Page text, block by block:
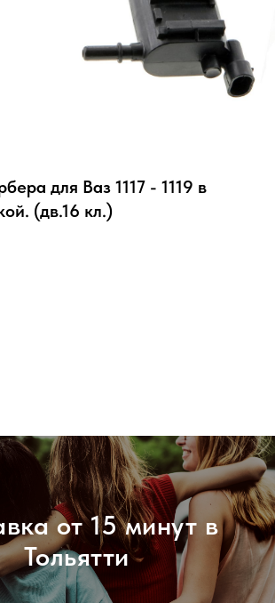
для Ваз 1117 - 1119 в
(дв.16 кл.)
от 15 минут в
Тольятти